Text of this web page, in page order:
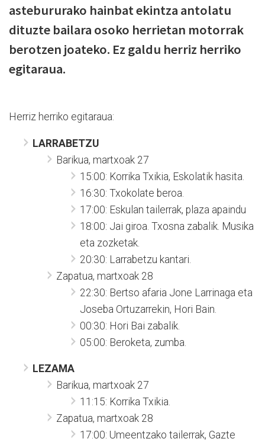
astebururako hainbat ekintza antolatu
dituzte bailara osoko herrietan motorrak
berotzen joateko. Ez galdu herriz herriko
egitaraua.
Herriz herriko egitaraua:
LARRABETZU
Barikua, martxoak 27
15:00: Korrika Txikia, Eskolatik hasita.
16:30: Txokolate beroa.
17:00: Eskulan tailerrak, plaza apaindu
18:00: Jai giroa. Txosna zabalik. Musika
eta zozketak.
20:30: Larrabetzu kantari.
Zapatua, martxoak 28
22:30: Bertso afaria Jone Larrinaga eta
Joseba Ortuzarrekin, Hori Bain.
00:30: Hori Bai zabalik.
05:00: Beroketa, zumba.
LEZAMA
Barikua, martxoak 27
11:15: Korrika Txikia.
Zapatua, martxoak 28
17:00: Umeentzako tailerrak, Gazte